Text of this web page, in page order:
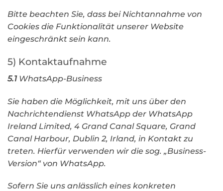
Bitte beachten Sie, dass bei Nichtannahme von
Cookies die Funktionalität unserer Website
eingeschränkt sein kann.
5) Kontaktaufnahme
5.1WhatsApp-Business
Sie haben die Möglichkeit, mit uns über den
Nachrichtendienst WhatsApp der WhatsApp
Ireland Limited, 4 Grand Canal Square, Grand
Canal Harbour, Dublin 2, Irland, in Kontakt zu
treten. Hierfür verwenden wir die sog. „Business-
Version“ von WhatsApp.
Sofern Sie uns anlässlich eines konkreten